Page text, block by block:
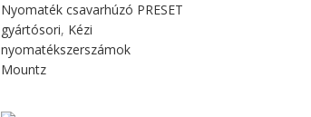
Nyomaték csavarhúzó PRESET
gyártósori, Kézi
nyomatékszerszámok
Mountz